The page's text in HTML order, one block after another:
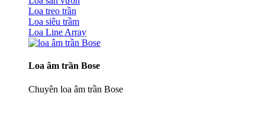
Loa treo trần
Loa siêu trầm
Loa Line Array
Loa âm trần Bose
Chuyên loa âm trần Bose